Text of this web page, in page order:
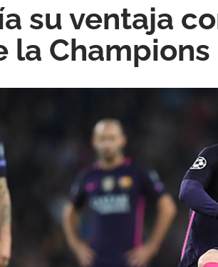
su ventaja
la Champions